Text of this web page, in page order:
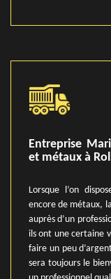
Entreprise
et métaux à
Lorsque l’on
encore de métaux,
auprès d’un
ils ont une certaine
faire un peu
sera toujours le